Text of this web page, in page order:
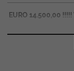
EURO 14.500,00 !!!!!
VETTURA ITALIANA
ADATTA PER